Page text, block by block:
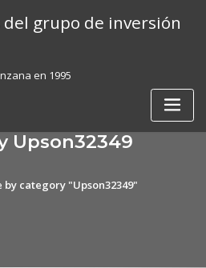
del grupo de inversión
en 1995
Upson32349
by category "Upson32349"